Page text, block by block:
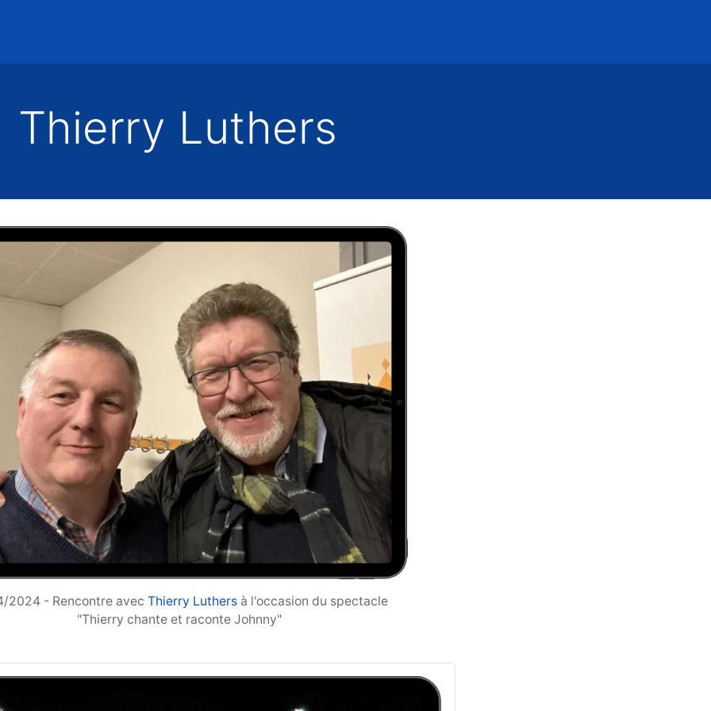
Thierry Luthers
2024 - Rencontre avec Thierry Luthers à l'occasion du spectacle
"Thierry chante et raconte Johnny"